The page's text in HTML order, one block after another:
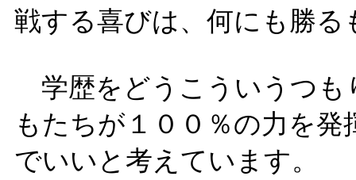
戦する喜びは、何にも勝る
学歴をどうこういうつも
もたちが１００％の力を
でいいと考えています。